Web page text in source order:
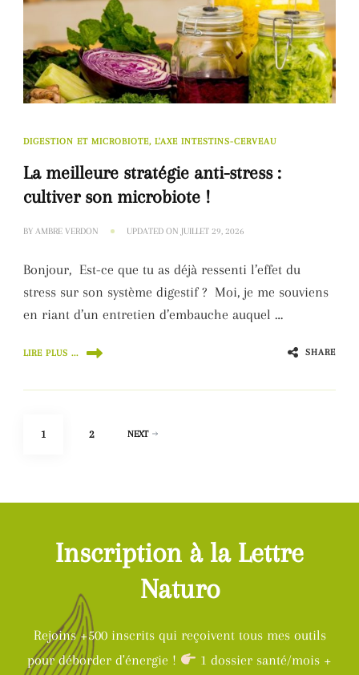
DIGESTION ET MICROBIOTE, L'AXE INTESTINS-CERVEAU
La meilleure stratégie anti-stress :
cultiver son microbiote !
BY AMBRE VERDON UPDATED ON JUILLET 29, 2026
Bonjour, Est-ce que tu as déjà ressenti l’effet du
stress sur son système digestif ? Moi, je me souviens
en riant d’un entretien d’embauche auquel …
LIRE PLUS ... SHARE
Pagination
PAGE
1 PAGE
2 NEXT
Inscription à la Lettre
Naturo
Rejoins +500 inscrits qui reçoivent tous mes outils
pour déborder d'énergie !
1 dossier santé/mois +